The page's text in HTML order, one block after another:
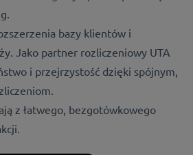
bazy klientów i
Jako partner rozliczeniowy UTA
i przejrzystość dzięki spójnym,
z łatwego, bezgotówkowego